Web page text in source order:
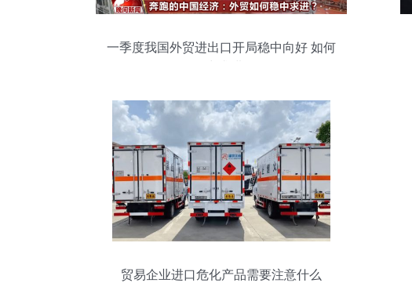
一季度我国外贸进出口开局稳中向好 如何
贸易企业进口危化产品需要注意什么